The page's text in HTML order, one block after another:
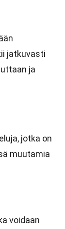
jatkuvasti
ja
jotka on
muutamia
voidaan